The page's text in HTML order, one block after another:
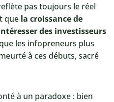
pas toujours le réel
que la croissance de
des investisseurs
les infopreneurs plus
à ces débuts, sacré
à un paradoxe : bien